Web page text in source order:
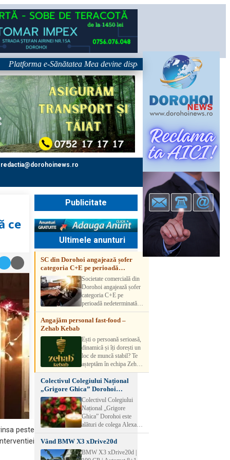
e-Sănătatea Mea devine disponibilă pe 1 septembrie:
redactia@dorohoinews.ro
ce
peste
Publicitate
Ultimele anunturi
SC din Dorohoi angajează șofer
categoria C+E pe perioadă
nedeterminatăSocietate comercială din
Dorohoi angajează șofer
categoria C+E pe
perioadă nedeterminată.
Candidatul trebuie să
aibă experiență și atestat
detalii, vă rog să sunați la
numărul de telefon.
Angajăm personal fast-food –
Zehab Kebab
Ești o persoană serioasă,
dinamică și îți dorești un
loc de muncă stabil? Te
așteptăm în echipa Zehab
Kebab! Posturi
disponibile: -
SHAORMAR AJUTOR
BUCATAR 2/posturi -
LUCRATOR
COMERCIAL
VANZATOR /2 posturi
muncă Program flexibil
Salariu motivant, în
funcție de experienț
Colectivul Colegiului Național
„Grigore Ghica” Dorohoi
transmite sincere condoleanțe
Colectivul Colegiului
Național „Grigore
Ghica” Dorohoi este
alături de colega Alexa
Lăcrămioara la trecerea în
neființă a soțului și
transmite sincere
condoleanțe familiei.
Vând BMW X3 xDrive20d
BMW X3 xDrive20d |